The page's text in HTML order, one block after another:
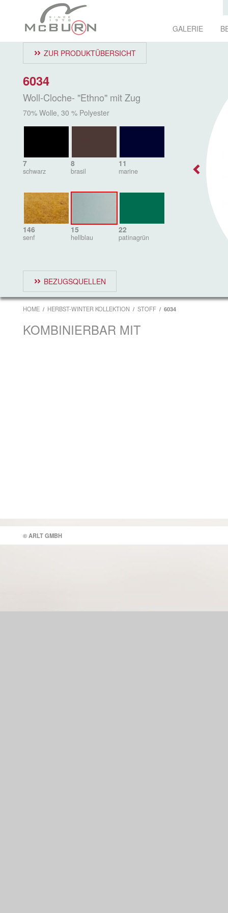
GALERIE
ZUR PRODUKTÜBERSICHT
6034
Woll-Cloche- "Ethno" mit Zug
70% Wolle, 30 % Polyester
7
schwarz
8
brasil
11
marine
146
senf
15
hellblau
22
patinagrün
BEZUGSQUELLEN
HOME HERBST-WINTER KOLLEKTION STOFF 6034
KOMBINIERBAR MIT
© ARLT GMBH